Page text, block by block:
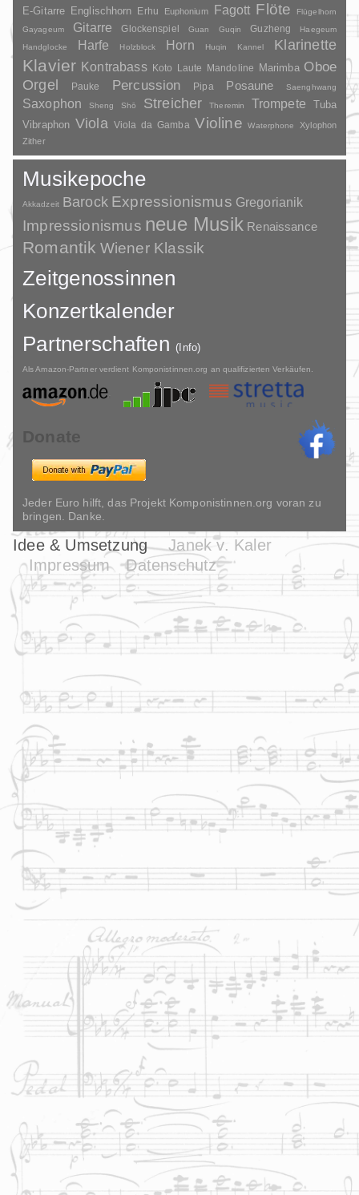
E-Gitarre Englischhorn Erhu Euphonium Fagott Flöte
Flügelhorn
Gayageum
Gitarre Glockenspiel Guan Guqin Guzheng
Haegeum
Handglocke
Harfe Holzblock Horn Huqin Kannel Klarinette
Klavier Kontrabass Koto Laute Mandoline Marimba Oboe
Orgel Pauke Percussion Pipa Posaune Saenghwang
Saxophon Sheng Shō Streicher Theremin Trompete
Tuba
Vibraphon Viola Viola da Gamba Violine Waterphone
Xylophon
Zither
Musikepoche
Akkadzeit Barock Expressionismus Gregorianik
Impressionismus neue Musik Renaissance
Romantik Wiener Klassik
Zeitgenossinnen
Konzertkalender
Partnerschaften(Info)
Als Amazon-Partner verdient Komponistinnen.org an qualifizierten Verkäufen.
Donate
Jeder Euro hilft, das Projekt Komponistinnen.org voran zu
bringen. Danke.
Idee & Umsetzung
Janek v. Kaler
Impressum
Datenschutz